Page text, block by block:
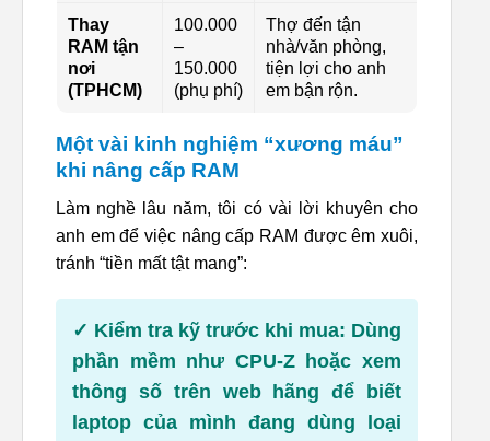
Thay
RAM tận
nơi
(TPHCM)
100.000
–
150.000
(phụ phí)
Thợ đến tận
nhà/văn phòng,
tiện lợi cho anh
em bận rộn.
Một vài kinh nghiệm “xương máu”
khi nâng cấp RAM
Làm nghề lâu năm, tôi có vài lời khuyên cho
anh em để việc nâng cấp RAM được êm xuôi,
tránh “tiền mất tật mang”:
✓ Kiểm tra kỹ trước khi mua: Dùng
phần mềm như CPU-Z hoặc xem
thông số trên web hãng để biết
laptop của mình đang dùng loại